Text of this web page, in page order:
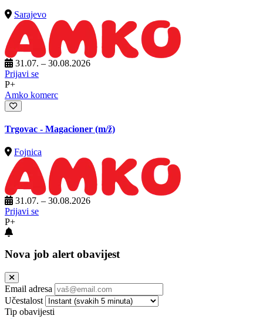
Sarajevo
31.07. – 30.08.2026
Prijavi se
P+
Amko komerc
Trgovac - Magacioner (m/ž)
Fojnica
31.07. – 30.08.2026
Prijavi se
P+
Nova job alert obavijest
Email adresa
Učestalost
Tip obavijesti